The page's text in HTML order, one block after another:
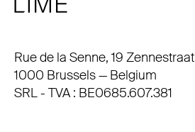
Adresse
Rue de la Senne, 19 Zennestraat
1000 Brussels — Belgium
SRL - TVA : BE0685.607.381